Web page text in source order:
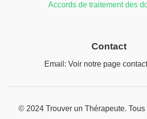
Accords de traitement des
Contact
Email: Voir notre page
© 2024 Trouver un Thérapeute. Tous